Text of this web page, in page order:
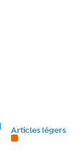
Articles légers